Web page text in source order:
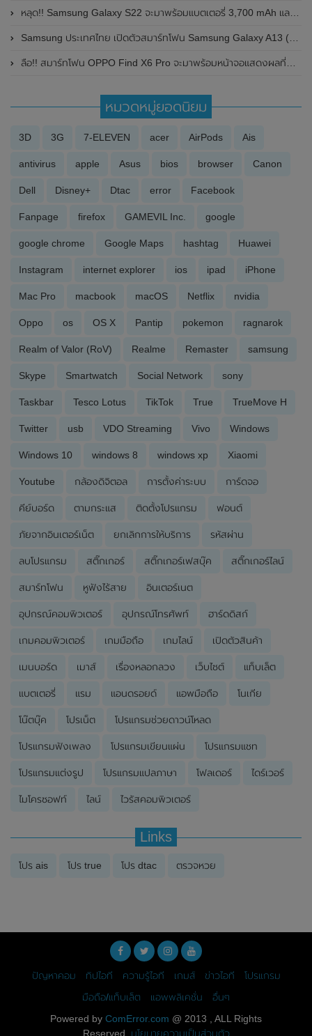
หลุด!! Samsung Galaxy S22 จะมาพร้อมแบตเตอรี่ 3,700 mAh และรองรับการชาร์จไว 25W
Samsung ประเทศไทย เปิดตัวสมาร์ทโฟน Samsung Galaxy A13 (5G) อย่างเป็นทางการแล้ว ในราคา 6,999 บาท
ลือ!! สมาร์ทโฟน OPPO Find X6 Pro จะมาพร้อมหน้าจอแสดงผลที่มีความสว่างสูงสุดถึง 2500nits
หมวดหมู่ยอดนิยม
3D 3G 7-ELEVEN acer AirPods Ais
antivirus apple Asus bios browser Canon
Dell Disney+ Dtac error Facebook
Fanpage firefox GAMEVIL Inc. google
google chrome Google Maps hashtag Huawei
Instagram internet explorer ios ipad iPhone
Mac Pro macbook macOS Netflix nvidia
Oppo os OS X Pantip pokemon ragnarok
Realm of Valor (RoV) Realme Remaster samsung
Skype Smartwatch Social Network sony
Taskbar Tesco Lotus TikTok True TrueMove H
Twitter usb VDO Streaming Vivo Windows
Windows 10 windows 8 windows xp Xiaomi
Youtube กล้องดิจิตอล การตั้งค่าระบบ การ์ดจอ
คีย์บอร์ด ตามกระแส ติดตั้งโปรแกรม ฟอนต์
ภัยจากอินเตอร์เน็ต ยกเลิกการให้บริการ รหัสผ่าน
ลบโปรแกรม สติ๊กเกอร์ สติ๊กเกอร์เฟสบุ๊ค สติ๊กเกอร์ไลน์
สมาร์ทโฟน หูฟังไร้สาย อินเตอร์เนต
อุปกรณ์คอมพิวเตอร์ อุปกรณ์โทรศัพท์ ฮาร์ดดิสก์
เกมคอมพิวเตอร์ เกมมือถือ เกมไลน์ เปิดตัวสินค้า
เมนบอร์ด เมาส์ เรื่องหลอกลวง เว็บไซต์ แท็บเล็ต
แบตเตอรี่ แรม แอนดรอยด์ แอพมือถือ โนเกีย
โน๊ตบุ๊ค โปรเน็ต โปรแกรมช่วยดาวน์โหลด
โปรแกรมฟังเพลง โปรแกรมเขียนแผ่น โปรแกรมแชท
โปรแกรมแต่งรูป โปรแกรมแปลภาษา โฟลเดอร์ ไดร์เวอร์
ไมโครซอฟท์ ไลน์ ไวรัสคอมพิวเตอร์
Links
โปร ais โปร true โปร dtac ตรวจหวย
ปัญหาคอม ทิปไอที ความรู้ไอที เกมส์ ข่าวไอที
โปรแกรม
มือถือ/แท็บเล็ต
แอพพลิเคชั่น
อื่นๆ
Powered by ComError.com @ 2013 , ALL Rights
Reserved. นโยบายความเป็นส่วนตัว